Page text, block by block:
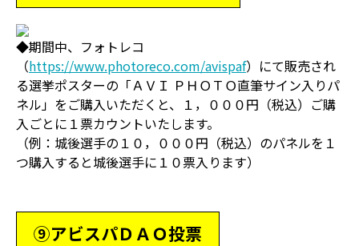
◆期間中、フォトレコ
（https://www.photoreco.com/avispaf）にて販売され
る選挙ポスターの「ＡＶＩ ＰＨＯＴＯ直筆サイン入りパ
ネル」をご購入いただくと、１，０００円（税込）ご購
入ごとに１票カウントいたします。
（例：城後選手の１０，０００円（税込）のパネルを１
つ購入すると城後選手に１０票入ります）
⑨アビスパＤＡＯ投票